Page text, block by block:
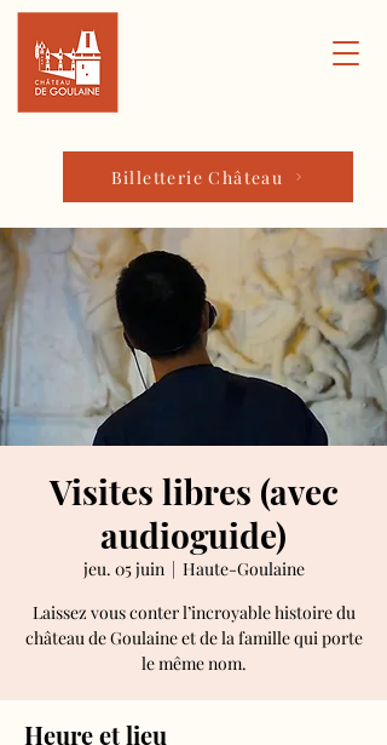
Billetterie Château
Visites libres (avec
audioguide)
jeu. 05 juin
  |
Haute-Goulaine
Laissez vous conter l’incroyable histoire du
château de Goulaine et de la famille qui porte
le même nom.
Heure et lieu